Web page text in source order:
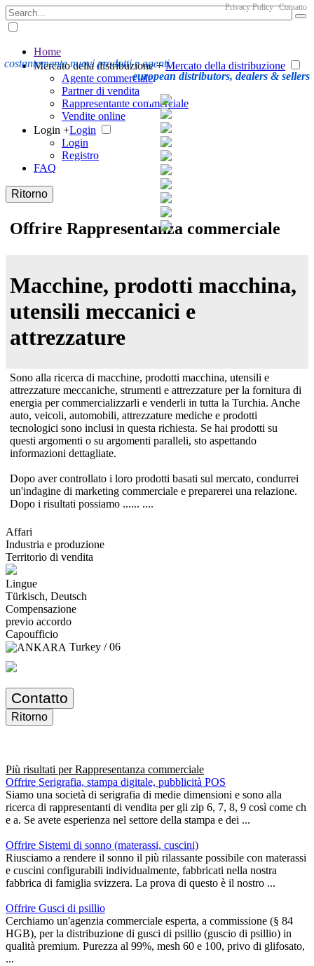
costantemente nuovi prodotti e agenti
european distributors, dealers & sellers
Privacy Policy Contatto
Home
Mercato della distribuzione + Mercato della distribuzione
Agente commerciale
Partner di vendita
Rappresentante commerciale
Vendite online
Login +Login
Login
Registro
FAQ
Ritorno
Offrire Rappresentanza commerciale
Macchine, prodotti macchina,
utensili meccanici e
attrezzature
Sono alla ricerca di macchine, prodotti macchina, utensili e
attrezzature meccaniche, strumenti e attrezzature per la fornitura di
energia per commercializzarli e venderli in tutta la Turchia. Anche
auto, veicoli, automobili, attrezzature mediche e prodotti
tecnologici sono inclusi in questa richiesta. Se hai prodotti su
questi argomenti o su argomenti paralleli, sto aspettando
informazioni dettagliate.
Dopo aver controllato i loro prodotti basati sul mercato, condurrei
un'indagine di marketing commerciale e preparerei una relazione.
Dopo i risultati possiamo ...... ....
Affari
Industria e produzione
Territorio di vendita
Lingue
Türkisch, Deutsch
Compensazione
previo accordo
Capoufficio
Turkey / 06
Contatto
Ritorno
Più risultati perRappresentanza commerciale
Offrire Serigrafia, stampa digitale, pubblicità POS
Siamo una società di serigrafia di medie dimensioni e sono alla
ricerca di rappresentanti di vendita per gli zip 6, 7, 8, 9 così come ch
e a. Se avete esperienza nel settore della stampa e dei ...
Offrire Sistemi di sonno (materassi, cuscini)
Riusciamo a rendere il sonno il più rilassante possibile con materassi
e cuscini configurabili individualmente, fabbricati nella nostra
fabbrica di famiglia svizzera. La prova di questo è il nostro ...
Offrire Gusci di psillio
Cerchiamo un'agenzia commerciale esperta, a commissione (§ 84
HGB), per la distribuzione di gusci di psillio (guscio di psillio) in
qualità premium. Purezza al 99%, mesh 60 e 100, privo di glifosato,
...